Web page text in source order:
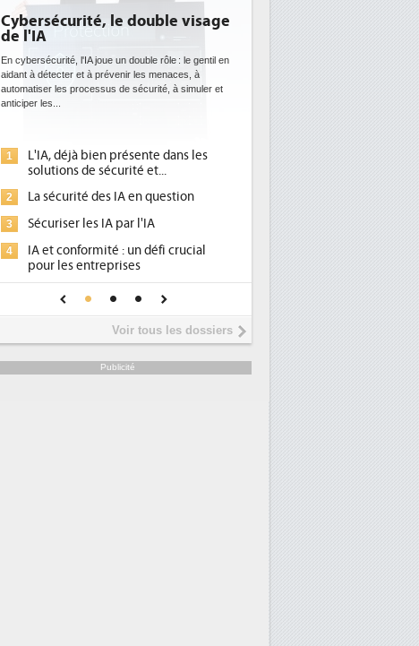
Cybersécurité, le double visage
de l'IA
En cybersécurité, l'IA joue un double rôle : le gentil en
aidant à détecter et à prévenir les menaces, à
automatiser les processus de sécurité, à simuler et
anticiper les...
1
L'IA, déjà bien présente dans les
solutions de sécurité et...
2 La sécurité des IA en question
3 Sécuriser les IA par l'IA
4
IA et conformité : un défi crucial
pour les entreprises
Une IA de confiance pour une IA
plus sûre ?
Voir tous les dossiers
Publicité